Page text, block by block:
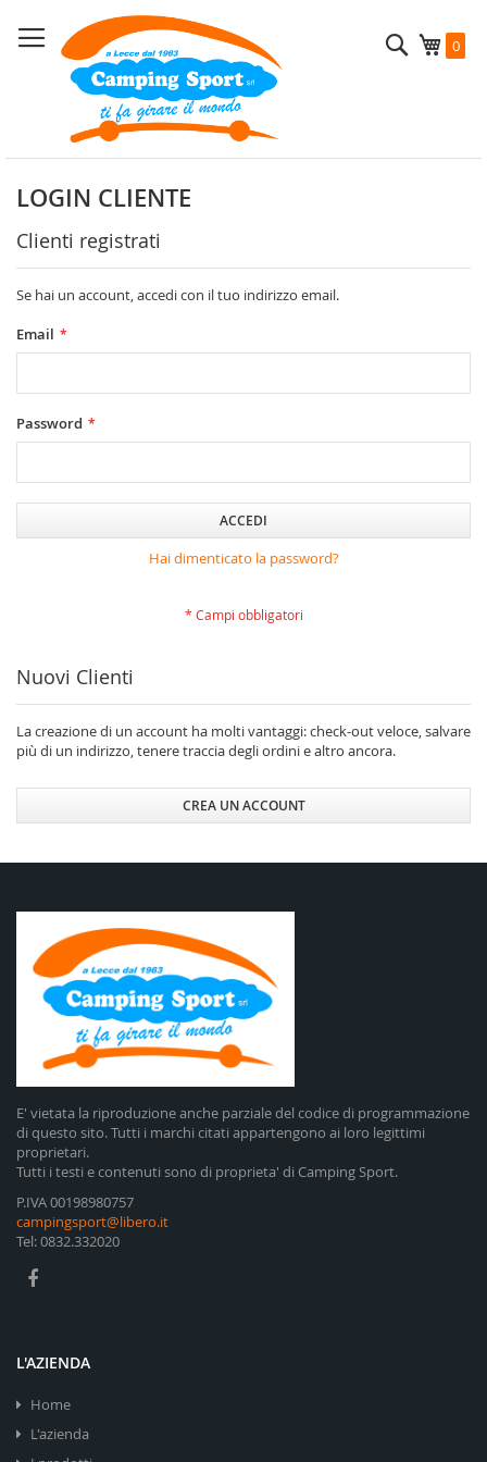
al
contenuto
0
Cerca
LOGIN CLIENTE
Clienti registrati
Se hai un account, accedi con il tuo indirizzo email.
Email
Password
ACCEDI
Hai dimenticato la password?
Nuovi Clienti
La creazione di un account ha molti vantaggi: check-out veloce, salvare
più di un indirizzo, tenere traccia degli ordini e altro ancora.
CREA UN ACCOUNT
E' vietata la riproduzione anche parziale del codice di programmazione
di questo sito. Tutti i marchi citati appartengono ai loro legittimi
proprietari.
Tutti i testi e contenuti sono di proprieta' di Camping Sport.
P.IVA 00198980757
campingsport@libero.it
Tel: 0832.332020
L'AZIENDA
Home
L'azienda